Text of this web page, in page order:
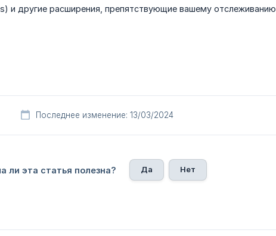
и другие расширения, препятствующие вашему отслеживанию,
Последнее изменение: 13/03/2024
ли эта статья полезна? Да Нет